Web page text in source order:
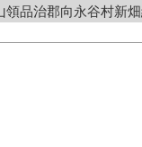
領品治郡向永谷村新